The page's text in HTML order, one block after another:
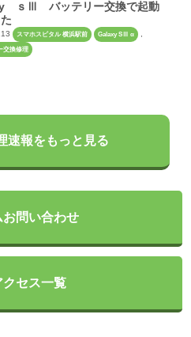
ｓⅢ バッテリー交換で起動
スマホスピタル 横浜駅前 Galaxy SⅢ α ,
交換修理
速報をもっと見る
お問い合わせ
クセス一覧